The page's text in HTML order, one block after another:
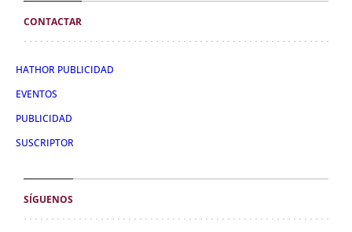
CONTACTAR
HATHOR PUBLICIDAD
EVENTOS
PUBLICIDAD
SUSCRIPTOR
SÍGUENOS